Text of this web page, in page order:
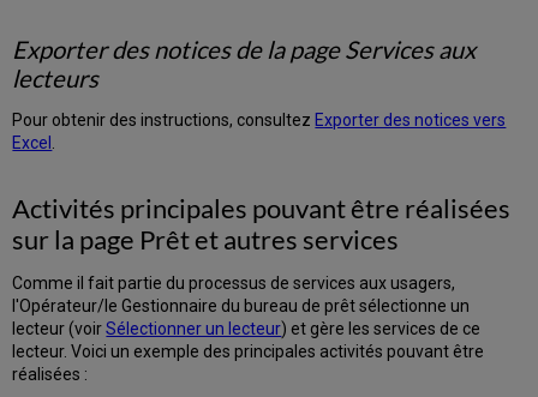
retournés
des
fournissant
des
informations
supplémentaires
sur
les
exemplaires
Exporter des notices de la page Services aux
lecteurs
Pour obtenir des instructions, consultez Exporter des notices vers
Excel .
Activités principales pouvant être réalisées
sur la page Prêt et autres services
Comme il fait partie du processus de services aux usagers,
l'Opérateur/le Gestionnaire du bureau de prêt sélectionne un
lecteur (voirSélectionner un lecteur) et gère les services de ce
lecteur. Voici un exemple des principales activités pouvant être
réalisées :